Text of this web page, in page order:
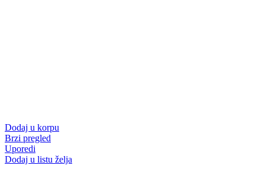
Dodaj u korpu
Brzi pregled
Uporedi
Dodaj u listu želja